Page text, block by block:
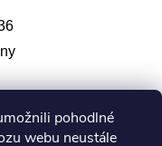
pohodlné
webu neustále
: